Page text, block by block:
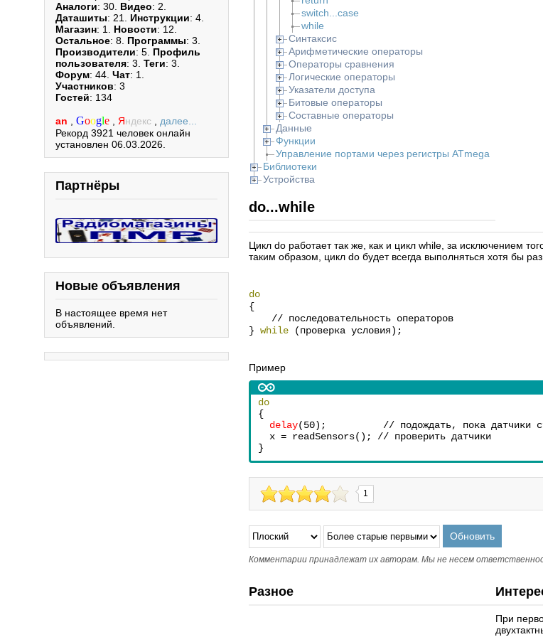
Аналоги: 30. Видео: 2.
Даташиты: 21. Инструкции: 4.
Магазин: 1. Новости: 12.
Остальное: 8. Программы: 3.
Производители: 5. Профиль
пользователя: 3. Теги: 3.
Форум: 44. Чат: 1.
Участников: 3
Гостей: 134
an Google Яндекс
далее...
Рекорд 3921 человек онлайн
установлен 06.03.2026.
Партнёры
Новые объявления
В настоящее время нет
объявлений.
switch...case
while
Синтаксис
Арифметические операторы
Операторы сравнения
Логические операторы
Указатели доступа
Битовые операторы
Составные операторы
Данные
Функции
Управление портами через регистры ATmega
Библиотеки
Устройства
do...while
Цикл do работает так же, как и цикл while, за исключением
таким образом, цикл do будет всегда выполняться хотя бы раз.
do
{
// последовательность операторов
} while (проверка условия);
Пример
do
{
delay(50);          // подождать, пока датчики
x = readSensors(); // проверить датчики
}
1
Комментарии принадлежат их авторам. Мы не несем
Разное
При